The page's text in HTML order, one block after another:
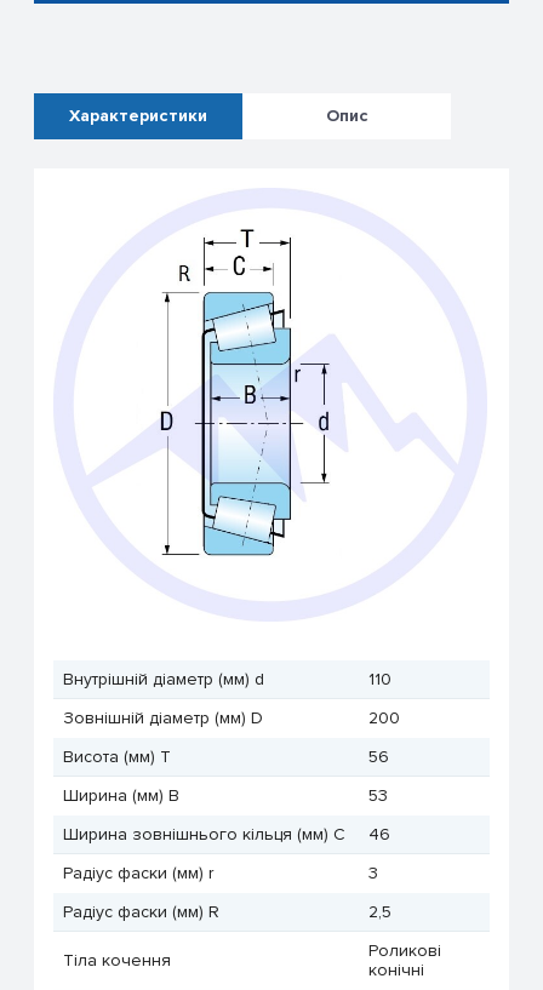
Характеристики Опис
Внутрішній діаметр (мм) d
110
Зовнішній діаметр (мм) D
200
Висота (мм) T
56
Ширина (мм) B
53
Ширина зовнішнього кільця (мм) C
46
Радіус фаски (мм) r
3
Радіус фаски (мм) R
2,5
Тіла кочення
Роликові
конічні